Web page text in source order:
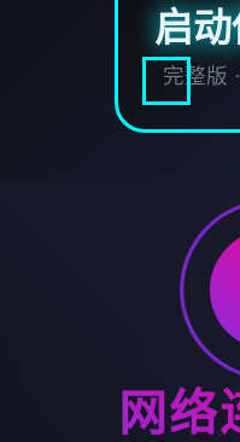
启
完整版
网络